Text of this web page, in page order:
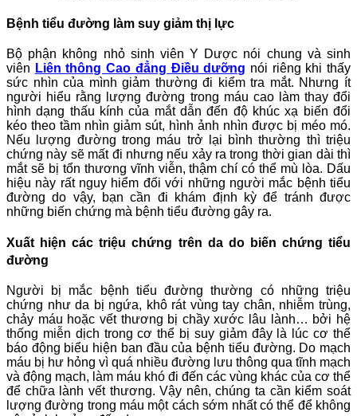
Bệnh tiểu đường làm suy giảm thị lực
Bộ phận không nhỏ sinh viên Y Dược nói chung và sinh
viên Liên thông Cao đẳng Điều dưỡng nói riêng khi thấy
sức nhìn của mình giảm thường đi kiểm tra mắt. Nhưng ít
người hiểu rằng lượng đường trong máu cao làm thay đổi
hình dạng thấu kính của mắt dẫn đến độ khúc xạ biến đổi
kéo theo tầm nhìn giảm sút, hình ảnh nhìn được bị méo mó.
Nếu lượng đường trong máu trở lại bình thường thì triệu
chứng này sẽ mất đi nhưng nếu xảy ra trong thời gian dài thì
mắt sẽ bị tổn thương vĩnh viễn, thậm chí có thể mù lòa. Dấu
hiệu này rất nguy hiểm đối với những người mắc bệnh tiểu
đường do vậy, bạn cần đi khám định kỳ để tránh được
những biến chứng mà bệnh tiểu đường gây ra.
Xuất hiện các triệu chứng trên da do biến chứng tiểu
đường
Người bị mắc bệnh tiểu đường thường có những triệu
chứng như da bị ngứa, khô rát vùng tay chân, nhiễm trùng,
chảy máu hoặc vết thương bị chầy xước lâu lành… bởi hệ
thống miễn dịch trong cơ thể bị suy giảm đây là lúc cơ thể
báo động biểu hiện ban đầu của bệnh tiểu đường. Do mạch
máu bị hư hỏng vì quá nhiều đường lưu thông qua tĩnh mạch
và động mạch, làm máu khó đi đến các vùng khác của cơ thể
để chữa lành vết thương. Vậy nên, chúng ta cần kiểm soát
lượng đường trong máu một cách sớm nhất có thể để không